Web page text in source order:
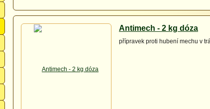
Antimech - 2 kg dóza
přípravek proti hubení mechu v